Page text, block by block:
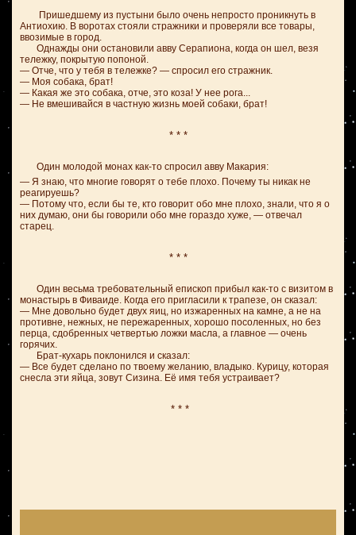
Пришедшему из пустыни было очень непросто проникнуть в
Антиохию. В воротах стояли стражники и проверяли все товары,
ввозимые в город.
Однажды они остановили авву Серапиона, когда он шел, везя
тележку, покрытую попоной.
— Отче, что у тебя в тележке? — спросил его стражник.
— Моя собака, брат!
— Какая же это собака, отче, это коза! У нее рога...
— Не вмешивайся в частную жизнь моей собаки, брат!
* * *
Один молодой монах как-то спросил авву Макария:
— Я знаю, что многие говорят о тебе плохо. Почему ты никак не
реагируешь?
— Потому что, если бы те, кто говорит обо мне плохо, знали, что я о
них думаю, они бы говорили обо мне гораздо хуже, — отвечал
старец.
* * *
Один весьма требовательный епископ прибыл как-то с визитом в
монастырь в Фиваиде. Когда его пригласили к трапезе, он сказал:
— Мне довольно будет двух яиц, но изжаренных на камне, а не на
противне, нежных, не пережаренных, хорошо посоленных, но без
перца, сдобренных четвертью ложки масла, а главное — очень
горячих.
Брат-кухарь поклонился и сказал:
— Все будет сделано по твоему желанию, владыко. Курицу, которая
снесла эти яйца, зовут Сизина. Её имя тебя устраивает?
* * *